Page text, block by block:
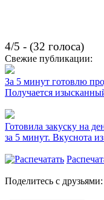
4/5 - (32 голоса)
Свежие публикации:
За 5 минут готовлю
Получается
Готовила закуску на
за 5 минут. Вкуснота
Поделитесь с друзьями: